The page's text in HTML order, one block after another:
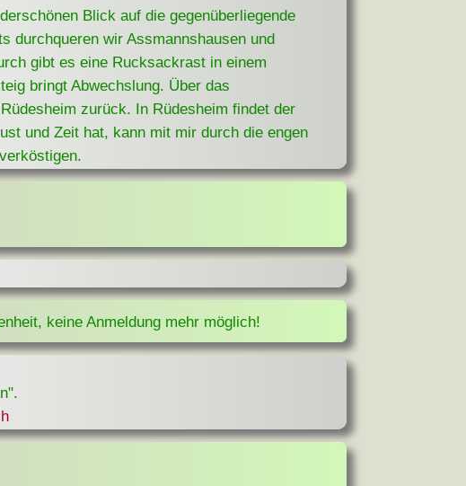
Blick auf die gegenüberliegende
durchqueren wir Assmannshausen und
gibt es eine Rucksackrast in einem
bringt Abwechslung. Über das
zurück. In Rüdesheim findet der
und Zeit hat, kann mit mir durch die engen
keine Anmeldung mehr möglich!